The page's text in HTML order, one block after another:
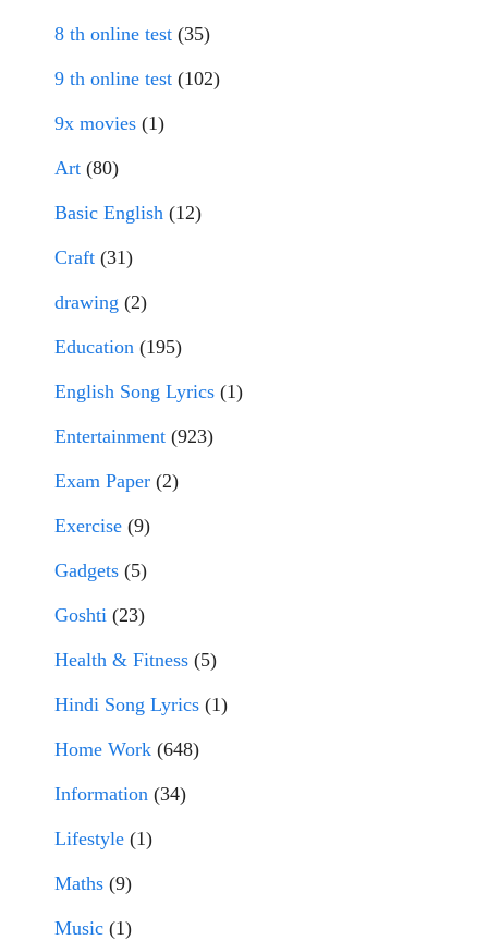
8 th online test (35)
9 th online test (102)
9x movies (1)
Art (80)
Basic English (12)
Craft (31)
drawing (2)
Education (195)
English Song Lyrics (1)
Entertainment (923)
Exam Paper (2)
Exercise (9)
Gadgets (5)
Goshti (23)
Health & Fitness (5)
Hindi Song Lyrics (1)
Home Work (648)
Information (34)
Lifestyle (1)
Maths (9)
Music (1)